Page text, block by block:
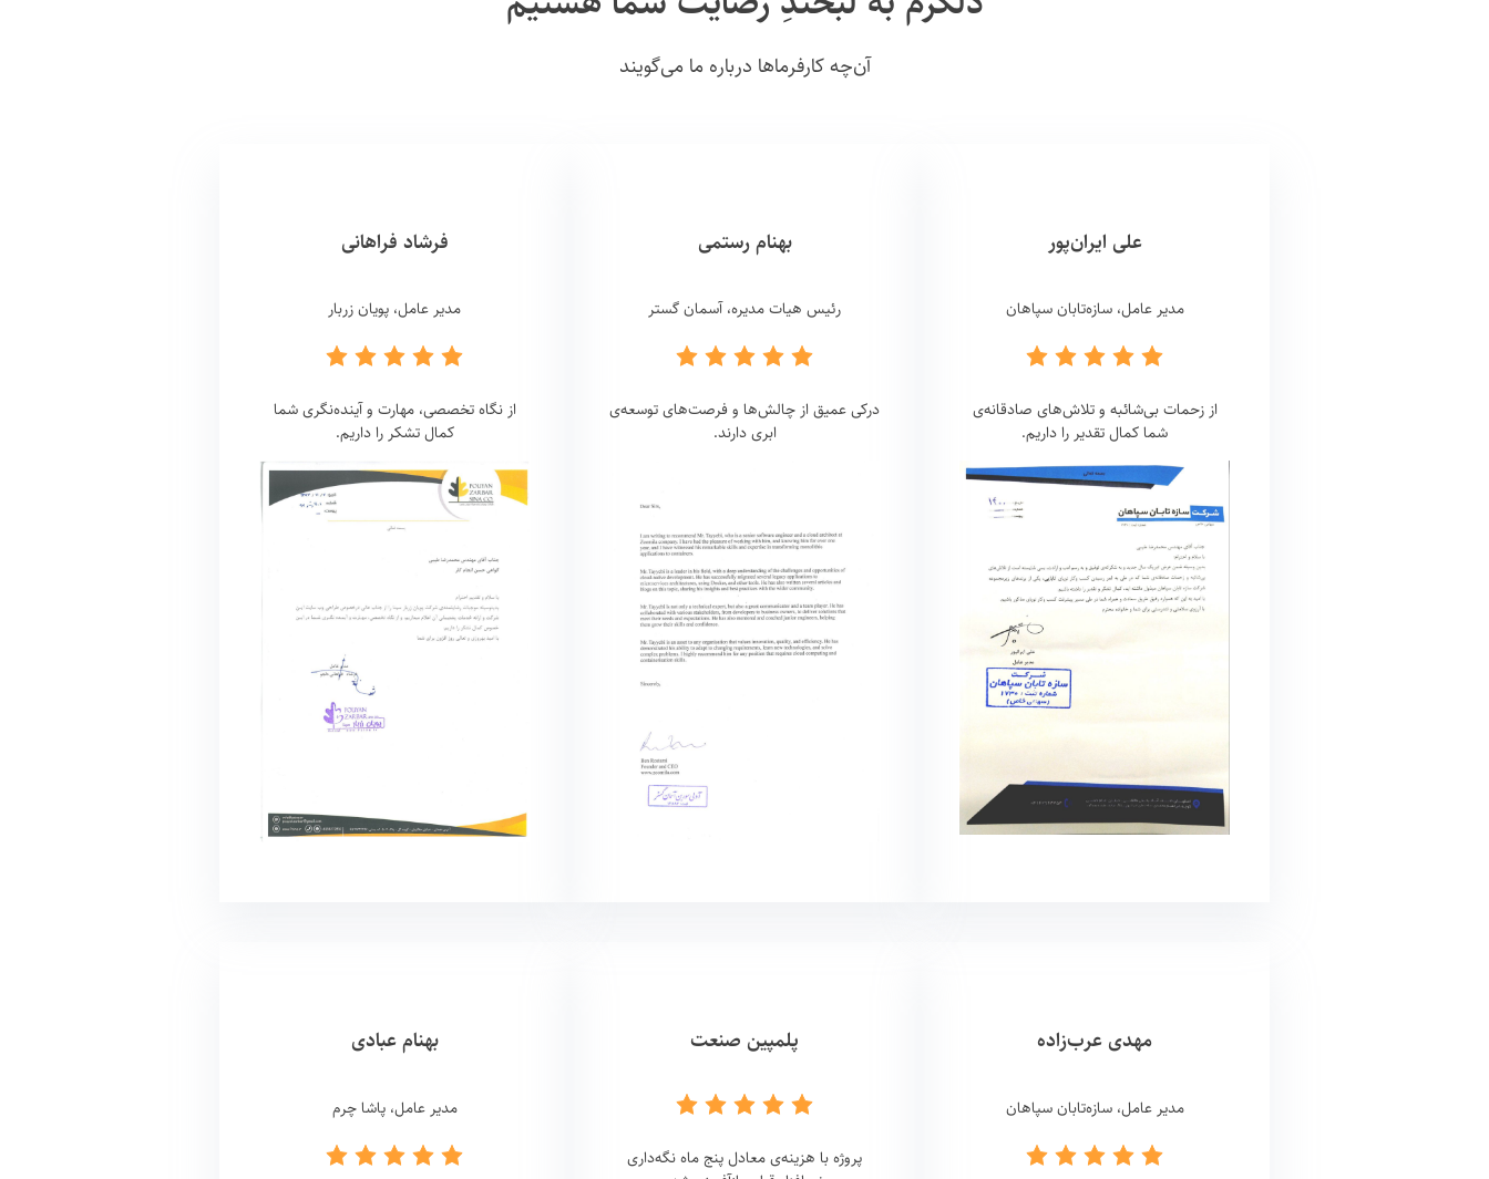
آن‌چه کارفرماها درباره ما می‌گویند
علی ایران‌پور
مدیر عامل، سازه‌تابان سپاهان
از زحمات بی‌شائبه و تلاش‌های صادقانه‌ی
شما کمال تقدیر را داریم.
بهنام رستمی
رئیس هیات مدیره، آسمان گستر
درکی عمیق از چالش‌ها و فرصت‌های توسعه‌ی
ابری دارند.
فرشاد فراهانی
مدیر عامل، پویان زربار
از نگاه تخصصی، مهارت و آینده‌نگری شما
کمال تشکر را داریم.
مهدی عرب‌زاده
مدیر عامل، سازه‌تابان سپاهان
پلمپین صنعت
پروژه با هزینه‌ی معادل پنج ماه نگه‌داری
بهنام عبادی
مدیر عامل، پاشا چرم